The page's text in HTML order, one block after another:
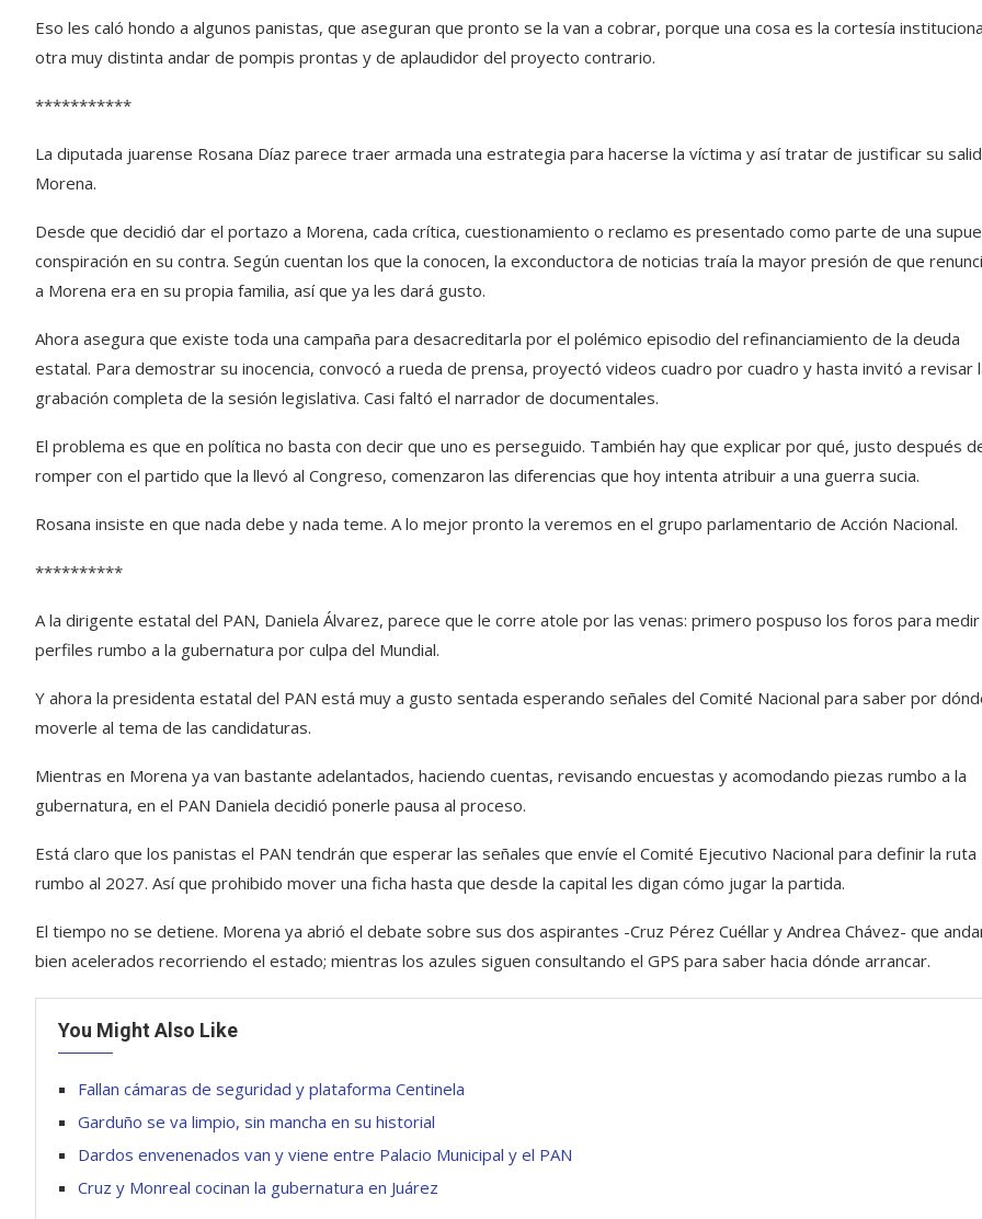
Eso les caló hondo a algunos panistas, que aseguran que pronto se la van a cobrar, porque una cosa es la cortesía
otra muy distinta andar de pompis prontas y de aplaudidor del proyecto contrario.
***********
La diputada juarense Rosana Díaz parece traer armada una estrategia para hacerse la víctima y así tratar de justificar su
Morena.
Desde que decidió dar el portazo a Morena, cada crítica, cuestionamiento o reclamo es presentado como parte de una
conspiración en su contra. Según cuentan los que la conocen, la exconductora de noticias traía la mayor presión de que
a Morena era en su propia familia, así que ya les dará gusto.
Ahora asegura que existe toda una campaña para desacreditarla por el polémico episodio del refinanciamiento de la deuda
estatal. Para demostrar su inocencia, convocó a rueda de prensa, proyectó videos cuadro por cuadro y hasta invitó a revisar
grabación completa de la sesión legislativa. Casi faltó el narrador de documentales.
El problema es que en política no basta con decir que uno es perseguido. También hay que explicar por qué, justo después
romper con el partido que la llevó al Congreso, comenzaron las diferencias que hoy intenta atribuir a una guerra sucia.
Rosana insiste en que nada debe y nada teme. A lo mejor pronto la veremos en el grupo parlamentario de Acción Nacional.
**********
A la dirigente estatal del PAN, Daniela Álvarez, parece que le corre atole por las venas: primero pospuso los foros para medir
perfiles rumbo a la gubernatura por culpa del Mundial.
Y ahora la presidenta estatal del PAN está muy a gusto sentada esperando señales del Comité Nacional para saber por
moverle al tema de las candidaturas.
Mientras en Morena ya van bastante adelantados, haciendo cuentas, revisando encuestas y acomodando piezas rumbo a la
gubernatura, en el PAN Daniela decidió ponerle pausa al proceso.
Está claro que los panistas el PAN tendrán que esperar las señales que envíe el Comité Ejecutivo Nacional para definir la ruta
rumbo al 2027. Así que prohibido mover una ficha hasta que desde la capital les digan cómo jugar la partida.
El tiempo no se detiene. Morena ya abrió el debate sobre sus dos aspirantes -Cruz Pérez Cuéllar y Andrea Chávez- que
bien acelerados recorriendo el estado; mientras los azules siguen consultando el GPS para saber hacia dónde arrancar.
You Might Also Like
Fallan cámaras de seguridad y plataforma Centinela
Garduño se va limpio, sin mancha en su historial
Dardos envenenados van y viene entre Palacio Municipal y el PAN
Cruz y Monreal cocinan la gubernatura en Juárez